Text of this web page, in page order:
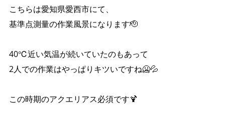
こちらは愛知県愛西市にて、
基準点測量の作業風景になります🫡
40℃近い気温が続いていたのもあって
2人での作業はやっぱりキツいですね🥶💦
この時期のアクエリアス必須です🍹